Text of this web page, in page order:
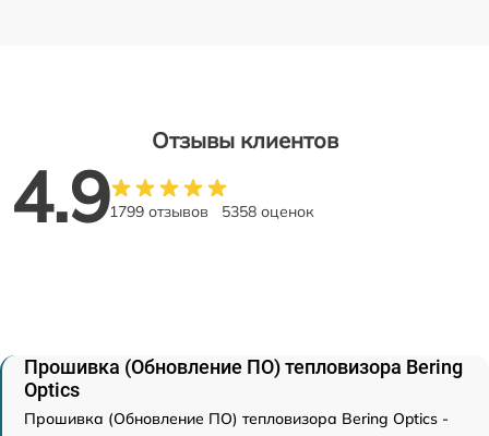
Отзывы клиентов
4.91799 отзывов 5358 оценок
Прошивка (Обновление ПО) тепловизора Bering
Optics
Прошивка (Обновление ПО) тепловизора Bering Optics -